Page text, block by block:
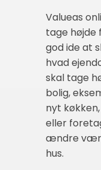
Valueas
tage højde
god ide at
hvad
skal tage
bolig,
nyt
eller
ændre
hus.